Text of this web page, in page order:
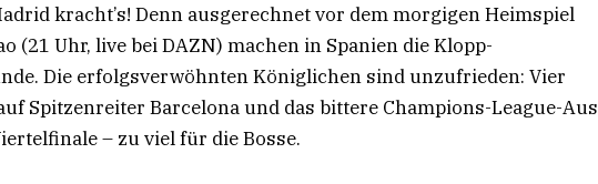
kracht’s! Denn ausgerechnet vor dem morgigen Heimspiel
(21 Uhr, live bei DAZN) machen in Spanien die Klopp-
Die erfolgsverwöhnten Königlichen sind unzufrieden: Vier
Spitzenreiter Barcelona und das bittere Champions-League-Aus
– zu viel für die Bosse.